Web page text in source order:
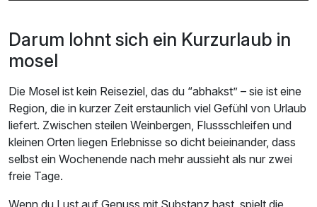
Darum lohnt sich ein Kurzurlaub in
mosel
Die Mosel ist kein Reiseziel, das du “abhakst” – sie ist eine
Region, die in kurzer Zeit erstaunlich viel Gefühl von Urlaub
liefert. Zwischen steilen Weinbergen, Flussschleifen und
kleinen Orten liegen Erlebnisse so dicht beieinander, dass
selbst ein Wochenende nach mehr aussieht als nur zwei
freie Tage.